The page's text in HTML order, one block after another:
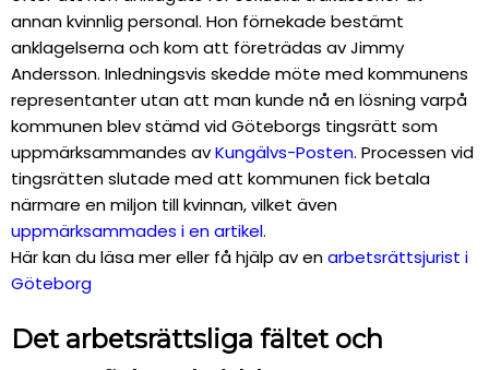
annan kvinnlig personal. Hon förnekade bestämt
anklagelserna och kom att företrädas av Jimmy
Andersson. Inledningsvis skedde möte med kommunens
representanter utan att man kunde nå en lösning varpå
kommunen blev stämd vid Göteborgs tingsrätt som
uppmärksammandes avKungälvs-Posten. Processen vid
tingsrätten slutade med att kommunen fick betala
närmare en miljon till kvinnan, vilket även
uppmärksammades i en artikel.
Här kan du läsa mer eller få hjälp av enarbetsrättsjurist i
Göteborg
Det arbetsrättsliga fältet och